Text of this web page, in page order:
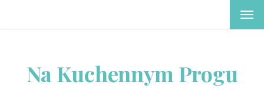
Na Kuchennym Progu